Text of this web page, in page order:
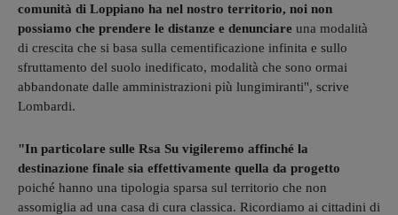
comunità di Loppiano ha nel nostro territorio, noi non
possiamo che prendere le distanze e denunciare una modalità
di crescita che si basa sulla cementificazione infinita e sullo
sfruttamento del suolo inedificato, modalità che sono ormai
abbandonate dalle amministrazioni più lungimiranti", scrive
Lombardi.
"In particolare sulle Rsa Su vigileremo affinché la
destinazione finale sia effettivamente quella da progetto
poiché hanno una tipologia sparsa sul territorio che non
assomiglia ad una casa di cura classica. Ricordiamo ai cittadini di